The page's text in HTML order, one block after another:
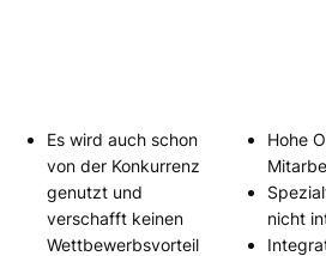
Es wird auch schon
von der Konkurrenz
genutzt und
verschafft keinen
Wettbewerbsvorteil
Hohe
nicht